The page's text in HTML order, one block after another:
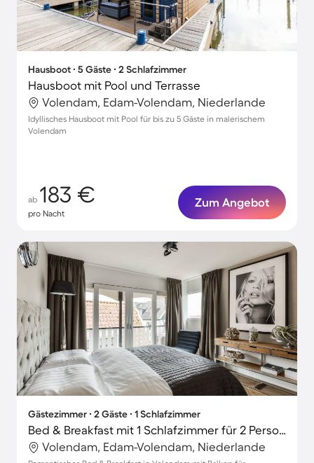
Hausboot ∙ 5 Gäste ∙ 2 Schlafzimmer
Hausboot mit Pool und Terrasse
Volendam, Edam-Volendam, Niederlande
Idyllisches Hausboot mit Pool für bis zu 5 Gäste in malerischem
Volendam
ab 183 €
pro Nacht
Zum Angebot
Gästezimmer ∙ 2 Gäste ∙ 1 Schlafzimmer
Bed & Breakfast mit 1 Schlafzimmer für 2 Personen
Volendam, Edam-Volendam, Niederlande